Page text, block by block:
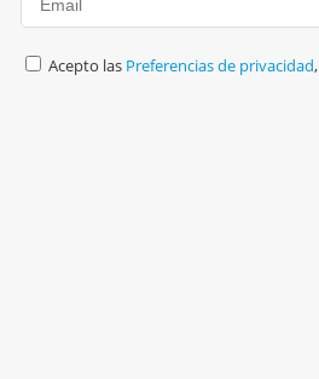
Acepto las Preferencias de privacidad,